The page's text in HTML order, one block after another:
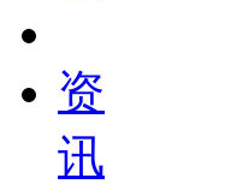
资
讯